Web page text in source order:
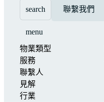
search 聯繫我們
menu
物業類型
服務
聯繫人
見解
行業